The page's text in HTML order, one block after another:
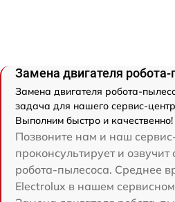
Замена двигателя
Замена двигателя робота-
задача для нашего сервис-
Выполним быстро и качественно!
Позвоните нам и наш
проконсультирует и озвучит
робота-пылесоса. Среднее
Electrolux в нашем